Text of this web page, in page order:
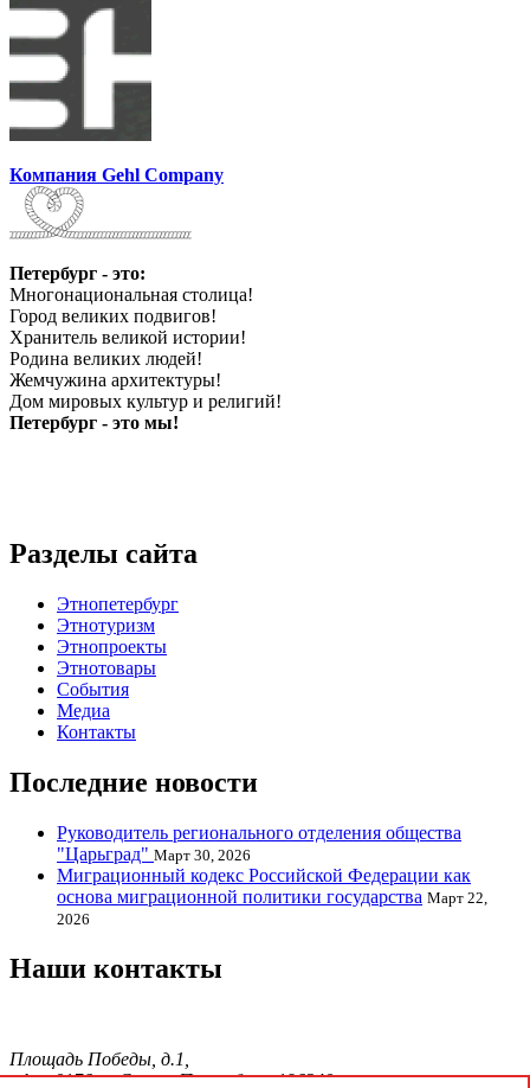
Компания Gehl Company
Петербург - это:
Многонациональная столица!
Город великих подвигов!
Хранитель великой истории!
Родина великих людей!
Жемчужина архитектуры!
Дом мировых культур и религий!
Петербург - это мы!
Разделы сайта
Этнопетербург
Этнотуризм
Этнопроекты
Этнотовары
События
Медиа
Контакты
Последние новости
Руководитель регионального отделения общества
"Царьград" Март 30, 2026
Миграционный кодекс Российской Федерации как
основа миграционной политики государства Март 22,
2026
Наши контакты
Площадь Победы, д.1,
офис 0176, г. Санкт-Петербург, 196240